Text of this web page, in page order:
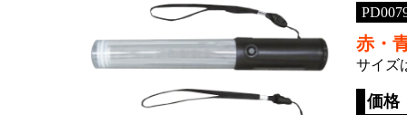
赤・
サイズ
価格